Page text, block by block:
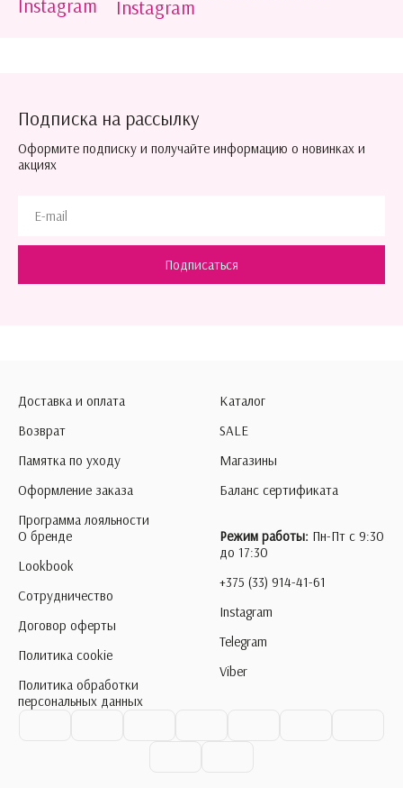
Instagram
Подписка на рассылку
Оформите подписку и получайте информацию о новинках и
акциях
Подписаться
Доставка и оплата
Возврат
Памятка по уходу
Оформление заказа
Программа лояльности
Каталог
SALE
Магазины
Баланс сертификата
О бренде
Lookbook
Сотрудничество
Договор оферты
Политика cookie
Политика обработки
персональных данных
Режим работы: Пн-Пт с 9:30
до 17:30
+375 (33) 914-41-61
Instagram
Telegram
Viber